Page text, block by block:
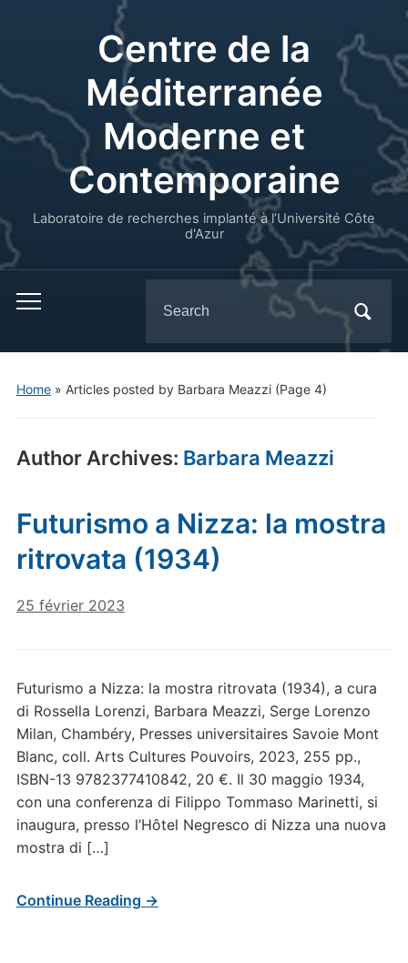
Centre de la
Méditerranée
Moderne et
Contemporaine
Laboratoire de recherches implanté à l’Université Côte
d'Azur
for:
Home» Articles posted by Barbara Meazzi(Page 4)
Author Archives: Barbara Meazzi
Futurismo a Nizza: la mostra
ritrovata (1934)
25 février 2023
Futurismo a Nizza: la mostra ritrovata (1934), a cura
di Rossella Lorenzi, Barbara Meazzi, Serge Lorenzo
Milan, Chambéry, Presses universitaires Savoie Mont
Blanc, coll. Arts Cultures Pouvoirs, 2023, 255 pp.,
ISBN-13 9782377410842, 20 €. Il 30 maggio 1934,
con una conferenza di Filippo Tommaso Marinetti, si
inaugura, presso l’Hôtel Negresco di Nizza una nuova
mostra di […]
Continue Reading →